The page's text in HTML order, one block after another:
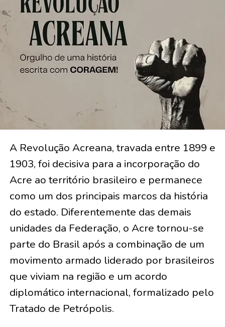
A Revolução Acreana, travada entre 1899 e
1903, foi decisiva para a incorporação do
Acre ao território brasileiro e permanece
como um dos principais marcos da história
do estado. Diferentemente das demais
unidades da Federação, o Acre tornou-se
parte do Brasil após a combinação de um
movimento armado liderado por brasileiros
que viviam na região e um acordo
diplomático internacional, formalizado pelo
Tratado de Petrópolis.